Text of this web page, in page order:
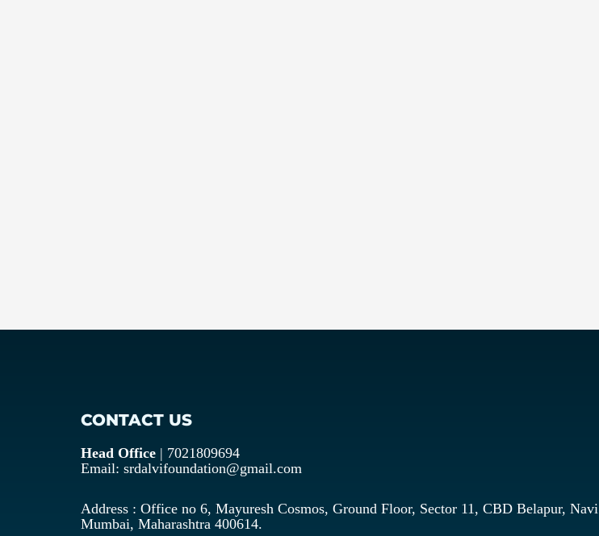
CONTACT US
Head Office | 7021809694
Email: srdalvifoundation@gmail.com
Address : Office no 6, Mayuresh Cosmos, Ground Floor, Sector 11, CBD Belapur, Navi
Mumbai, Maharashtra 400614.